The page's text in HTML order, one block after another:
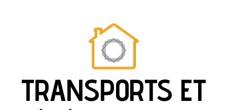
TRANSPORTS ET